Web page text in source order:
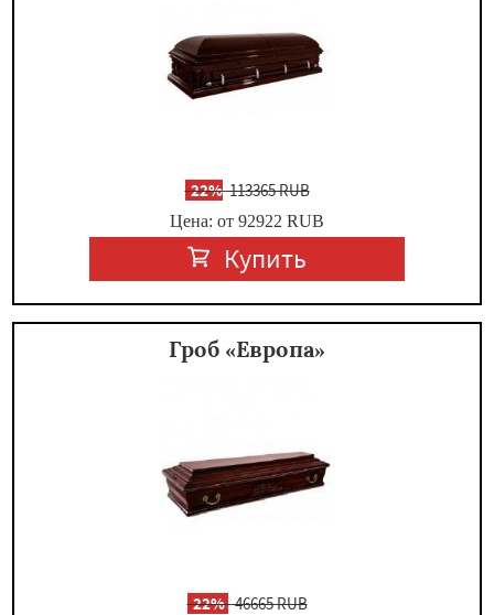
-22%113365 RUB
Цена: от 92922 RUB
Купить
Гроб «Европа»
-22%46665 RUB